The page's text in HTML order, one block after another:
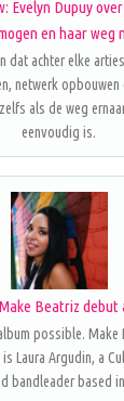
Evelyn Dupuy over
en haar weg
dat achter elke
netwerk opbouwen
als de weg
eenvoudig is.
Beatriz debut
possible. Make
Laura Argudin, a
bandleader based